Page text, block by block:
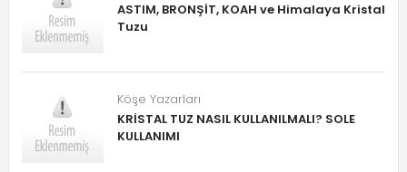
ASTIM, BRONŞİT, KOAH ve Himalaya Kristal
Tuzu
Köşe Yazarları
KRİSTAL TUZ NASIL KULLANILMALI? SOLE
KULLANIMI